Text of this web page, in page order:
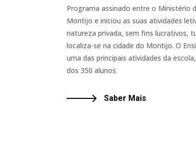
Programa assinado entre o Ministério
Montijo e iniciou as suas atividades
natureza privada, sem fins lucrativos,
localiza-se na cidade do Montijo. O
uma das principais atividades da
dos 350 alunos.
Saber Mais